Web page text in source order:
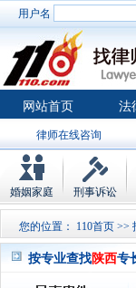
用户名
网站首页 法
律师在线咨询
婚姻家庭 刑事诉讼
您的位置： 110首页 >>
按专业查找陕西专